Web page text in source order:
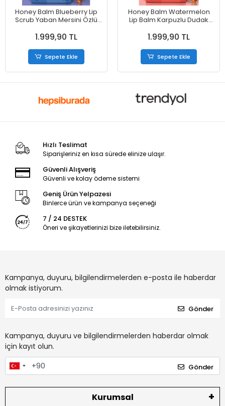
Honey Balm Blueberry Lip
Scrub Yaban Mersini Özlü
1.999,90 TL
Sepete Ekle
Honey Balm Watermelon
Lip Balm Karpuzlu Dudak
1.999,90 TL
Sepete Ekle
Hızlı Teslimat
Siparişleriniz en kısa sürede elinize ulaşır.
Güvenli Alışveriş
Güvenli ve kolay ödeme sistemi
Geniş Ürün Yelpazesi
Binlerce ürün ve kampanya seçeneği
7 / 24 DESTEK
Öneri ve şikayetlerinizi bize iletebilirsiniz.
Kampanya, duyuru, bilgilendirmelerden e-posta ile haberdar
olmak istiyorum.
Gönder
Kampanya, duyuru ve bilgilendirmelerden haberdar olmak
için kayıt olun.
Gönder
Kurumsal